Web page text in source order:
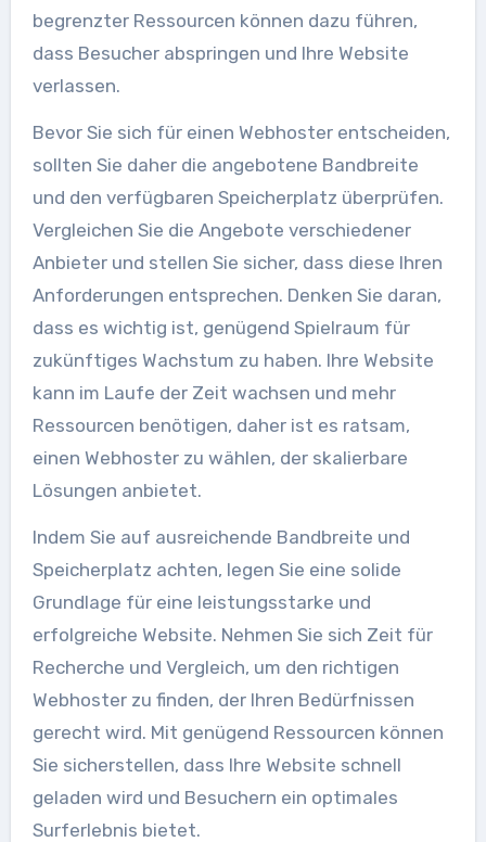
begrenzter Ressourcen können dazu führen,
dass Besucher abspringen und Ihre Website
verlassen.
Bevor Sie sich für einen Webhoster entscheiden,
sollten Sie daher die angebotene Bandbreite
und den verfügbaren Speicherplatz überprüfen.
Vergleichen Sie die Angebote verschiedener
Anbieter und stellen Sie sicher, dass diese Ihren
Anforderungen entsprechen. Denken Sie daran,
dass es wichtig ist, genügend Spielraum für
zukünftiges Wachstum zu haben. Ihre Website
kann im Laufe der Zeit wachsen und mehr
Ressourcen benötigen, daher ist es ratsam,
einen Webhoster zu wählen, der skalierbare
Lösungen anbietet.
Indem Sie auf ausreichende Bandbreite und
Speicherplatz achten, legen Sie eine solide
Grundlage für eine leistungsstarke und
erfolgreiche Website. Nehmen Sie sich Zeit für
Recherche und Vergleich, um den richtigen
Webhoster zu finden, der Ihren Bedürfnissen
gerecht wird. Mit genügend Ressourcen können
Sie sicherstellen, dass Ihre Website schnell
geladen wird und Besuchern ein optimales
Surferlebnis bietet.